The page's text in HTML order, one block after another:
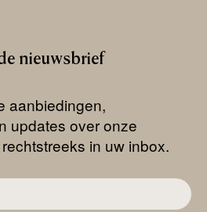
nieuwsbrief
aanbiedingen,
updates over onze
in uw inbox.